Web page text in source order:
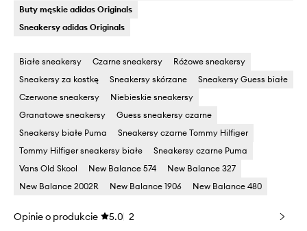
Buty męskie adidas Originals
Sneakersy adidas Originals
Białe sneakersy Czarne sneakersy
Różowe sneakersy
Sneakersy za kostkę
Sneakersy skórzane
Sneakersy Guess białe
Czerwone sneakersy
Niebieskie sneakersy
Granatowe sneakersy
Guess sneakersy czarne
Sneakersy białe Puma
Sneakersy czarne Tommy Hilfiger
Tommy Hilfiger sneakersy białe
Sneakersy czarne Puma
Vans Old Skool
New Balance 574
New Balance 327
New Balance 2002R
New Balance 1906 New Balance 480
Opinie o produkcie 5.0 2